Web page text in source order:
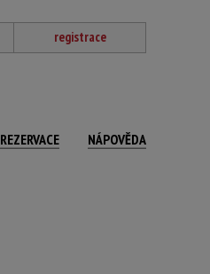
registrace
REZERVACE NÁPOVĚDA